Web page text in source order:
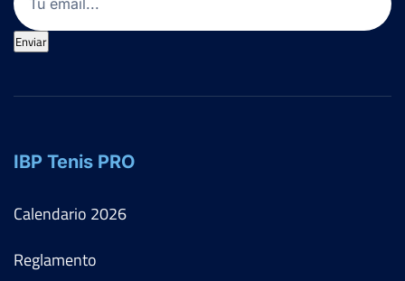
Enviar
IBP Tenis PRO
Calendario 2026
Reglamento